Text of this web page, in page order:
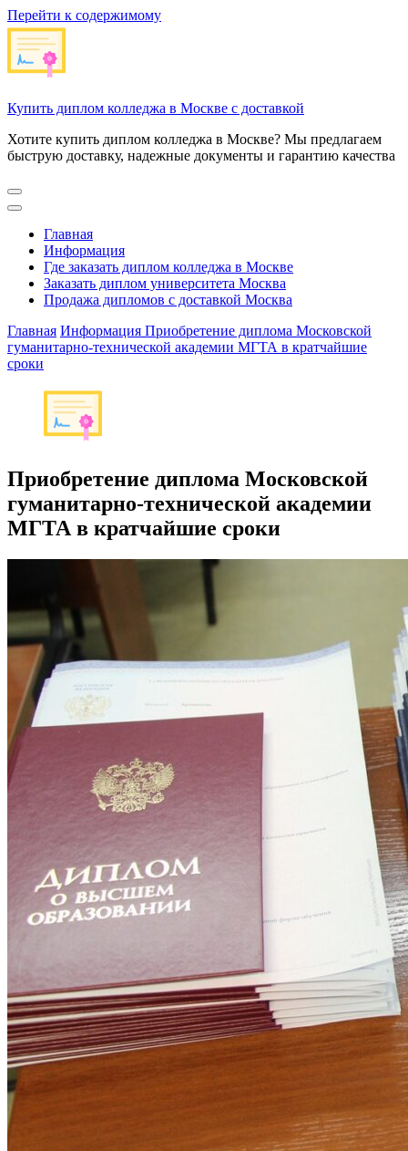
Перейти к содержимому
Купить диплом колледжа в Москве с доставкой
Хотите купить диплом колледжа в Москве? Мы предлагаем
быструю доставку, надежные документы и гарантию качества
Главная
Информация
Где заказать диплом колледжа в Москве
Заказать диплом университета Москва
Продажа дипломов с доставкой Москва
Главная Информация Приобретение диплома Московской
гуманитарно-технической академии МГТА в кратчайшие
сроки
Приобретение диплома Московской
гуманитарно-технической академии
МГТА в кратчайшие сроки